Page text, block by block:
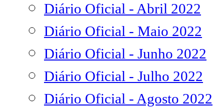
Diário Oficial - Abril 2022
Diário Oficial - Maio 2022
Diário Oficial - Junho 2022
Diário Oficial - Julho 2022
Diário Oficial - Agosto 2022